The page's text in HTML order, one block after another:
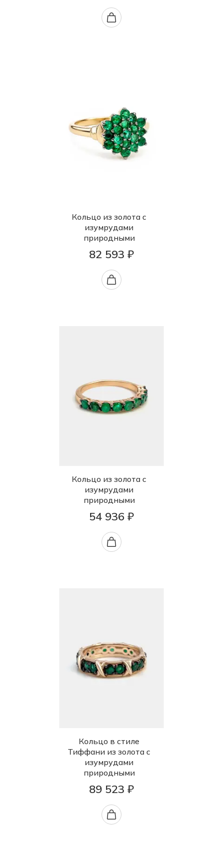
Кольцо из золота с
изумрудами
природными
82 593 ₽
Кольцо из золота с
изумрудами
природными
54 936 ₽
Кольцо в стиле
Тиффани из золота с
изумрудами
природными
89 523 ₽